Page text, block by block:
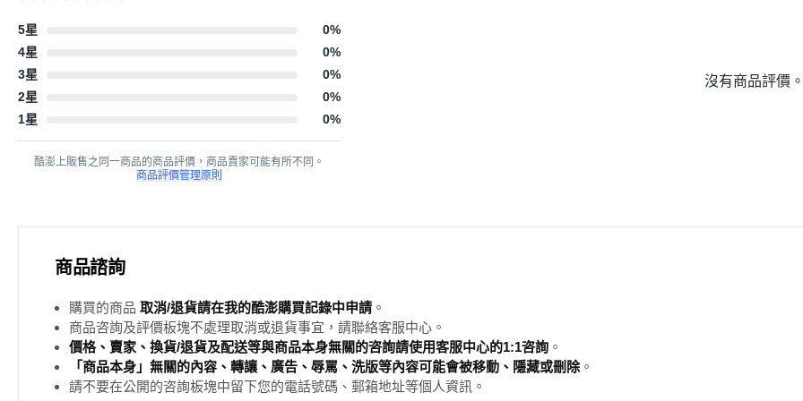
5星 0%
4星
0%
3星
0%
2星
0%
1星
0%
酷澎上販售之同一商品的商品評價，商品賣家可能有所不同。
商品評價管理原則
沒有商品評價
商品諮詢
購買的商品 取消/退貨請在我的酷澎購買記錄中申請 。
商品咨詢及評價板塊不處理取消或退貨事宜，請聯絡客服中心。
價格、賣家、換貨/退貨及配送等與商品本身無關的咨詢請使用客服中心的1:1咨詢 。
「商品本身」無關的內容、轉讓、廣告、辱罵、洗版等內容可能會被移動、隱藏或刪除。
請不要在公開的咨詢板塊中留下您的電話號碼、郵箱地址等個人資訊。